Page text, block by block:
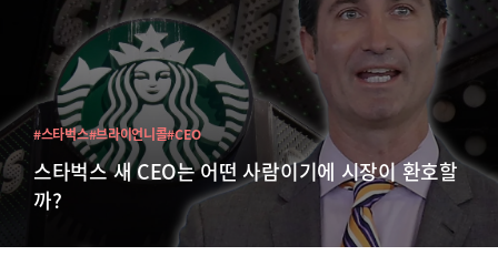
스타벅스 새 CEO는 어떤 사람이기에 시장이 환호할
까?
#스타벅스#브라이언니콜#CEO